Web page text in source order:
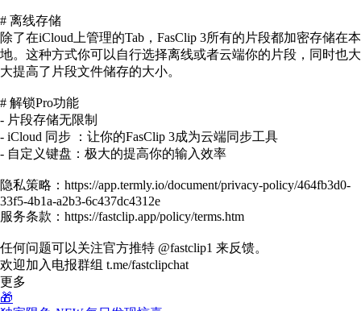
# 离线存储
除了在iCloud上管理的Tab，FasClip 3所有的片段都加密存储在本
地。这种方式你可以自行选择离线或者云端你的片段，同时也大
大提高了片段文件储存的大小。
# 解锁Pro功能
- 片段存储无限制
- iCloud 同步 ：让你的FasClip 3成为云端同步工具
- 自定义键盘：极大的提高你的输入效率
隐私策略：https://app.termly.io/document/privacy-policy/464fb3d0-
33f5-4b1a-a2b3-6c437dc4312e
服务条款：https://fastclip.app/policy/terms.htm
任何问题可以关注官方推特 @fastclip1 来反馈。
欢迎加入电报群组 t.me/fastclipchat
更多
🎁